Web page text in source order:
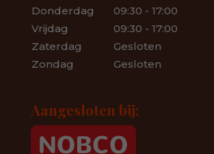
Donderdag
09:30 - 17:00
Vrijdag
09:30 - 17:00
Zaterdag
Gesloten
Zondag
Gesloten
Aangesloten bij: